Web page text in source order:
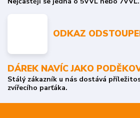
ODKAZ
DÁREK NAVÍC JAKO
Stálý zákazník u nás dostává
zvířecího parťáka.